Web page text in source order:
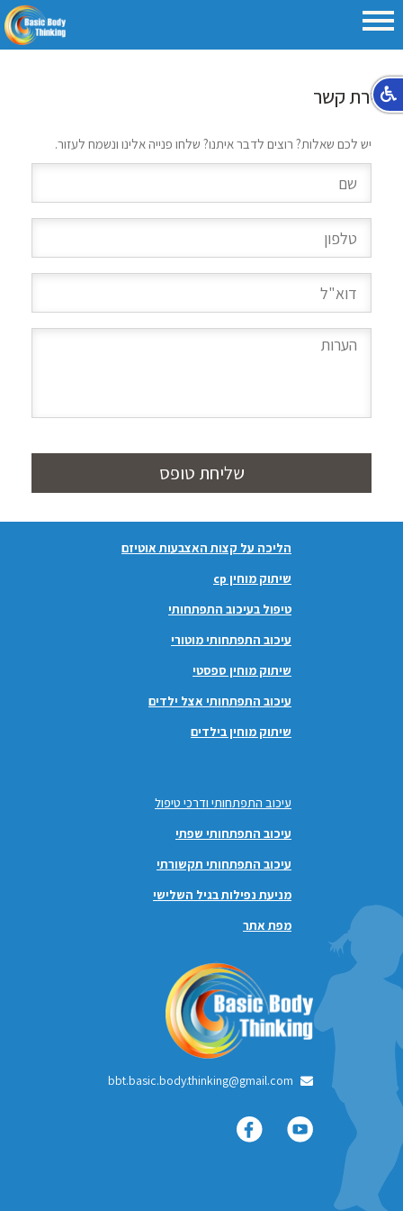
יצירת קשר
יש לכם שאלות? רוצים לדבר איתנו? שלחו פנייה אלינו ונשמח לעזור.
שליחת טופס
הליכה על קצות האצבעות אוטיזם
שיתוק מוחין cp
טיפול בעיכוב התפתחותי
עיכוב התפתחותי מוטורי
שיתוק מוחין ספסטי
עיכוב התפתחותי אצל ילדים
שיתוק מוחין בילדים
עיכוב התפתחותי ודרכי טיפול
עיכוב התפתחותי שפתי
עיכוב התפתחותי תקשורתי
מניעת נפילות בגיל השלישי
מפת אתר
bbt.basic.body.thinking@gmail.com